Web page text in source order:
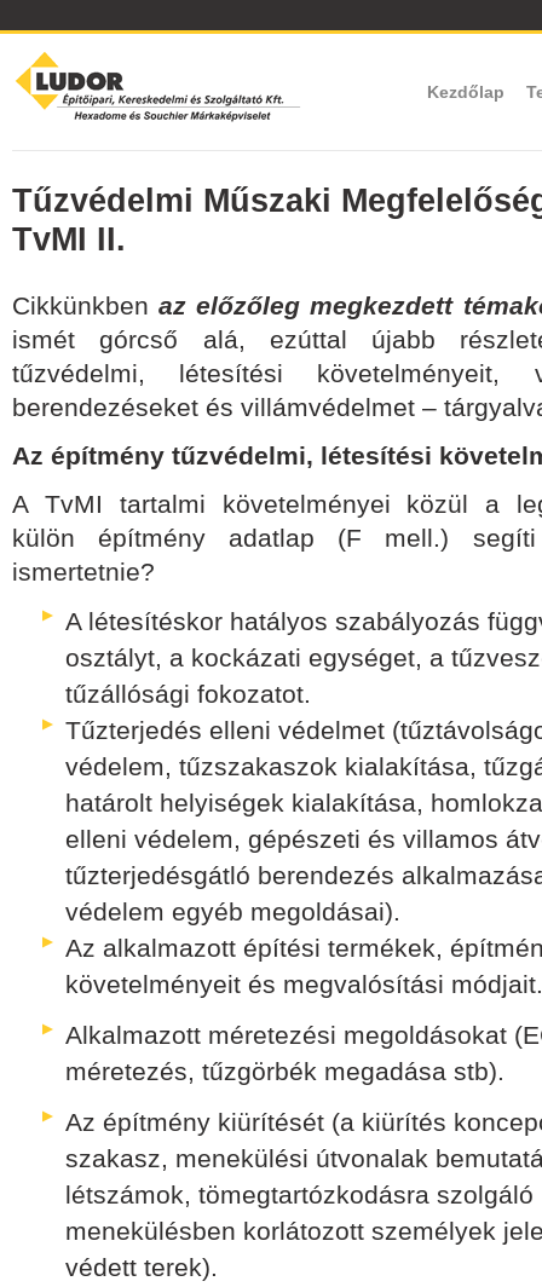
Kezdőlap
Tűzvédelmi Műszaki
TvMI II.
Cikkünkbenaz előzőleg megkezdett
ismét górcső alá, ezúttal újabb
tűzvédelmi, létesítési
berendezéseket és villámvédelmet –
Az építmény tűzvédelmi, létesítési
A TvMI tartalmi követelményei közül a
külön építmény adatlap (F mell.)
ismertetnie?
A létesítéskor hatályos szabályozás
osztályt, a kockázati egységet, a
tűzállósági fokozatot.
Tűzterjedés elleni védelmet
védelem, tűzszakaszok kialakítása,
határolt helyiségek kialakítása,
elleni védelem, gépészeti és villamos
tűzterjedésgátló berendezés
védelem egyéb megoldásai).
Az alkalmazott építési termékek,
követelményeit és megvalósítási módjait.
Alkalmazott méretezési megoldásokat
méretezés, tűzgörbék megadása stb).
Az építmény kiürítését (a kiürítés
szakasz, menekülési útvonalak
létszámok, tömegtartózkodásra
menekülésben korlátozott személyek
védett terek).